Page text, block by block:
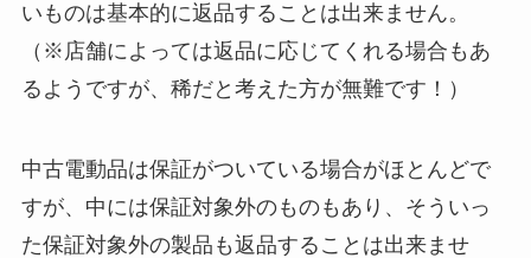
いものは基本的に返品することは出来ません。
（※店舗によっては返品に応じてくれる場合もあ
るようですが、稀だと考えた方が無難です！）
中古電動品は保証がついている場合がほとんどで
すが、中には保証対象外のものもあり、そういっ
た保証対象外の製品も返品することは出来ませ